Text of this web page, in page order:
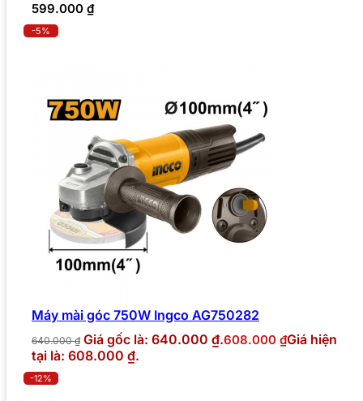
599.000 ₫
-5%
Máy mài góc 750W Ingco AG750282
640.000₫ Giá gốc là: 640.000 ₫.608.000 ₫Giá hiện
tại là: 608.000 ₫.
-12%